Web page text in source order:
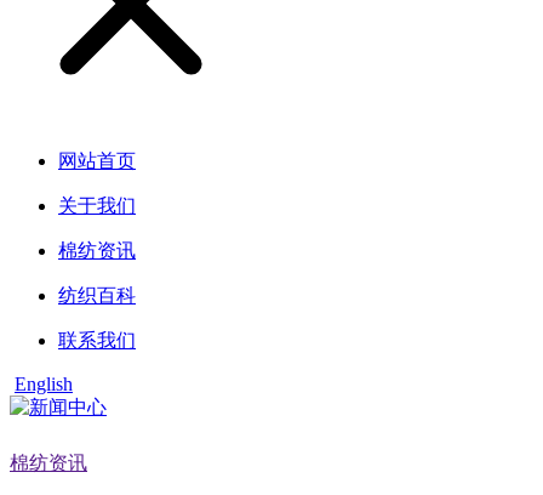
网站首页
关于我们
棉纺资讯
纺织百科
联系我们
English
棉纺资讯